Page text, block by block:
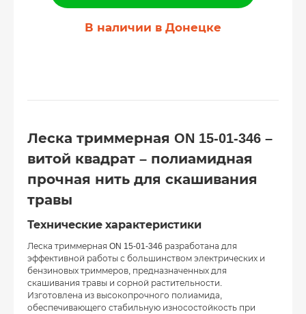
В наличии в Донецке
Леска триммерная ON 15-01-346 –
витой квадрат – полиамидная
прочная нить для скашивания
травы
Технические характеристики
Леска триммерная ON 15-01-346 разработана для
эффективной работы с большинством электрических и
бензиновых триммеров, предназначенных для
скашивания травы и сорной растительности.
Изготовлена из высокопрочного полиамида,
обеспечивающего стабильную износостойкость при